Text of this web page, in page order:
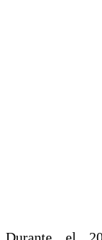
Durante el